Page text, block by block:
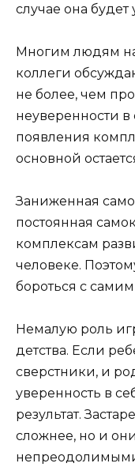
случае она
Многим людям
коллеги
не более, чем
неуверенности
появления
основной
Заниженная
постоянная
комплексам
человеке.
бороться с
Немалую роль
детства. Если
сверстники, и
уверенность в
результат.
сложнее, но и